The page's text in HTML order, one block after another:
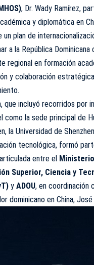
, Dr. Wady Ramírez,
y diplomática en
un plan de
a la República Dominicana
regional en formación
y colaboración
que incluyó recorridos por
como la sede principal de
la Universidad de
tecnológica, formó
entre el
Superior, Ciencia y
y ADOU, en coordinación
dominicano en China,